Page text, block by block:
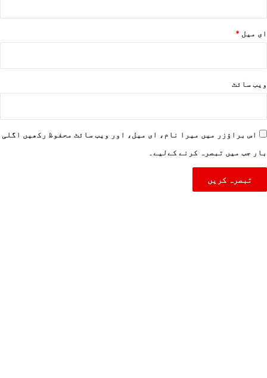
ای میل *
ویب‌ سائٹ
اس براؤزر میں میرا نام، ای میل، اور ویب سائٹ محفوظ رکھیں اگلی
بار جب میں تبصرہ کرنے کےلیے۔